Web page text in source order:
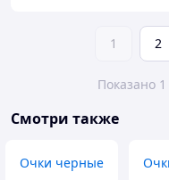
1 2
Показано
Смотри также
Очки черные